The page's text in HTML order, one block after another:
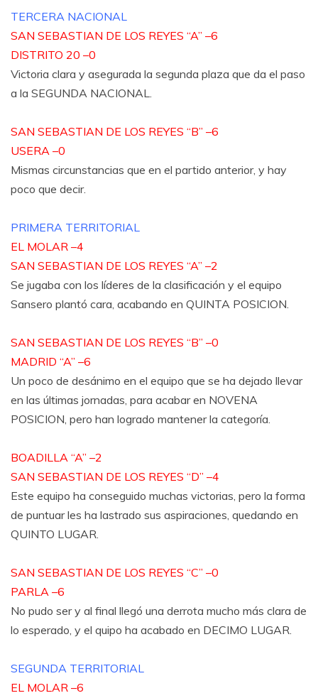
TERCERA NACIONAL
SAN SEBASTIAN DE LOS REYES “A” –6
DISTRITO 20 –0
Victoria clara y asegurada la segunda plaza que da el paso
a la SEGUNDA NACIONAL.
SAN SEBASTIAN DE LOS REYES “B” –6
USERA –0
Mismas circunstancias que en el partido anterior, y hay
poco que decir.
PRIMERA TERRITORIAL
EL MOLAR –4
SAN SEBASTIAN DE LOS REYES “A” –2
Se jugaba con los líderes de la clasificación y el equipo
Sansero plantó cara, acabando en QUINTA POSICION.
SAN SEBASTIAN DE LOS REYES “B” –0
MADRID “A” –6
Un poco de desánimo en el equipo que se ha dejado llevar
en las últimas jornadas, para acabar en NOVENA
POSICION, pero han logrado mantener la categoría.
BOADILLA “A” –2
SAN SEBASTIAN DE LOS REYES “D” –4
Este equipo ha conseguido muchas victorias, pero la forma
de puntuar les ha lastrado sus aspiraciones, quedando en
QUINTO LUGAR.
SAN SEBASTIAN DE LOS REYES “C” –0
PARLA –6
No pudo ser y al final llegó una derrota mucho más clara de
lo esperado, y el quipo ha acabado en DECIMO LUGAR.
SEGUNDA TERRITORIAL
EL MOLAR –6